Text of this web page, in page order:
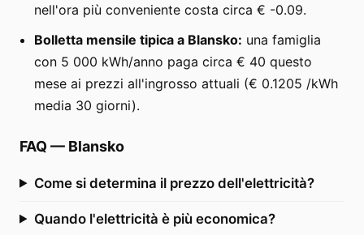
nell'ora più conveniente costa circa € -0.09.
Bolletta mensile tipica a Blansko: una famiglia
con 5 000 kWh/anno paga circa € 40 questo
mese ai prezzi all'ingrosso attuali (€ 0.1205 /kWh
media 30 giorni).
FAQ — Blansko
Come si determina il prezzo dell'elettricità?
Quando l'elettricità è più economica?